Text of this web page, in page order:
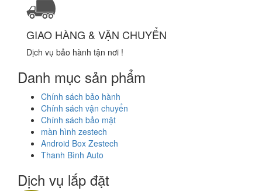
GIAO HÀNG & VẬN CHUYỂN
Dịch vụ bảo hành tận nơi !
Danh mục sản phẩm
Chính sách bảo hành
Chính sách vận chuyển
Chính sách bảo mật
màn hình zestech
Android Box Zestech
Thanh Bình Auto
Dịch vụ lắp đặt